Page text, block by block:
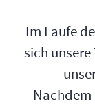
Im Laufe
sich
Nachdem